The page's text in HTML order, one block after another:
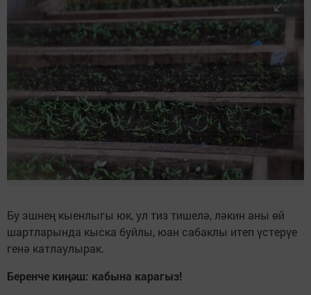
Бу эшнең кыенлыгы юк, ул тиз тишелә, ләкин аны өй
шартларында кыска буйлы, юан сабаклы итеп үстерүе
генә катлаулырак.
Беренче киңәш: кабына карагыз!